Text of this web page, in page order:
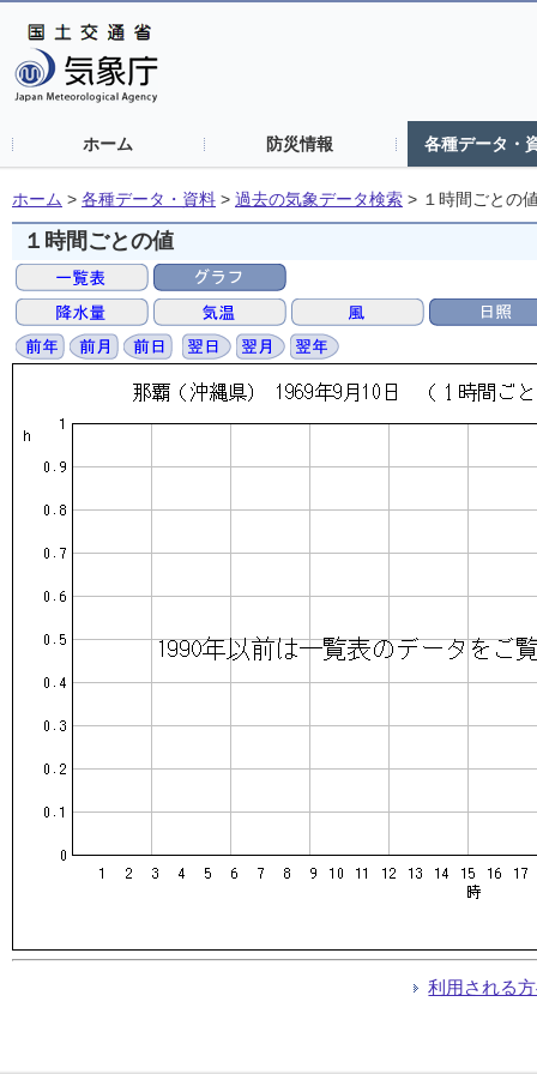
ホーム 防災情報 各種データ・
ホーム > 各種データ・資料 > 過去の気象データ検索 > １時間ごとの
１時間ごとの値
利用される